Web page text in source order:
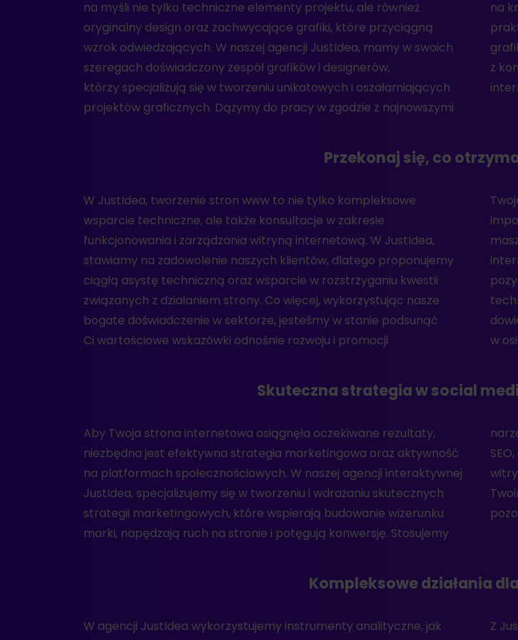
na myśli nie tylko techniczne elementy projektu, ale również
oryginalny design oraz zachwycające grafiki, które przyciągną
wzrok odwiedzających. W naszej agencji JustIdea, mamy w swoich
szeregach doświadczony zespół grafików i designerów,
którzy specjalizują się w tworzeniu unikatowych i oszałamiających
projektów graficznych. Dążymy do pracy w zgodzie z najnowszymi
na kreowanie witryn, które są wizualnie urzekające, a jednocześnie
praktyczne w użytkowaniu. Korzystając z naszych usług z zakresu
grafiki, Twoja strona zyska wyjątkowy charakter w porównaniu
z konkurencją, co przyczyni się do zwiększenia jej popularności wśród
Przekonaj się, co
W JustIdea, tworzenie stron www to nie tylko kompleksowe
wsparcie techniczne, ale także konsultacje w zakresie
funkcjonowania i zarządzania witryną internetową. W JustIdea,
stawiamy na zadowolenie naszych klientów, dlatego proponujemy
ciągłą asystę techniczną oraz wsparcie w rozstrzyganiu kwestii
związanych z działaniem strony. Co więcej, wykorzystując nasze
bogate doświadczenie w sektorze, jesteśmy w stanie podsunąć
Ci wartościowe wskazówki odnośnie rozwoju i promocji
Twojej witryny, co może skutkować osiągnięciem bardziej
imponujących wyników. Decydując się na współpracę z JustIdea,
masz dostęp do pełnego zakresu usług w obszarze realizacji stron
internetowych w Krakowie, obejmujących projektowanie, wdrażanie,
pozycjonowanie, jak również zaawansowane usługi graficzne i asystę
techniczną. Zachęcamy do skontaktowania się z nami od razu, aby
dowiedzieć się, w jaki sposób możemy wspomóc Twoją firmę
w
Skuteczna strategia w social
Aby Twoja strona internetowa osiągnęła oczekiwane rezultaty,
niezbędna jest efektywna strategia marketingowa oraz aktywność
na platformach społecznościowych. W naszej agencji interaktywnej
JustIdea, specjalizujemy się w tworzeniu i wdrażaniu skutecznych
strategii marketingowych, które wspierają budowanie wizerunku
marki, napędzają ruch na stronie i potęgują konwersję. Stosujemy
narzędzia takie jak Google Ads, Facebook Ads oraz optymalizację
SEO, aby skutecznie kierować docelową grupę odbiorców na Twoją
witrynę internetową. Dodatkowo zapewniamy usługi zarządzania
Twoimi kontami w mediach społecznościowych, aby Twoja marka
Kompleksowe działania
W agencji JustIdea wykorzystujemy instrumenty analityczne, jak
Z JustIdea masz gwarancję, że otrzymasz pełen pakiet usług